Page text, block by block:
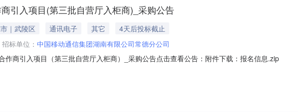
引入项目(第三批自营厅入柜商)_采购公告
｜武陵区 通讯电子 其它
4天后投标截止
招标单位： 中国移动通信集团湖南有限公司常德分公司
作商引入项目（第三批自营厅入柜商）_采购公告点击查看公告：附件下载：报名信息.zip